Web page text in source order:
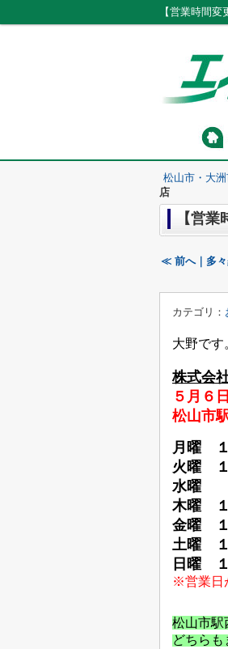
【営業時間
松山市・大
店
【営
≪ 前へ｜多
カテゴリ：
大野です
株式会
５月６日
松山市
月曜
火曜 １
水曜
木曜 １
金曜 １
土曜 １
日曜
※営業日
松山
どちらも